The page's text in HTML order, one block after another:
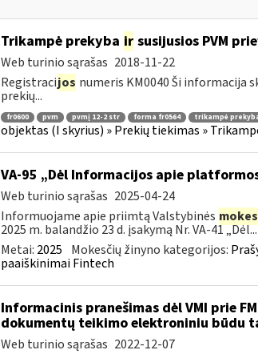
Trikampė prekyba irsusijusios PVM
Web turinio sąrašas 2018-11-22
Registracijos numeris KM0040 Ši informacija
prekių...
fr0600 pvm pvmį 12-2 str forma fr0564 trikampė
objektas (I skyrius) » Prekių tiekimas »
VA-95 „Dėl Informacijos apie
Web turinio sąrašas 2025-04-24
Informuojame apie priimtą Valstybinės
2025 m. balandžio 23 d. įsakymą Nr. VA-41 „Dėl...
Metai: 2025 Mokesčių žinyno kategorijos:
paaiškinimai Fintech
Informacinis pranešimas dėl VMI prie
dokumentų teikimo elektroniniu būdu
Web turinio sąrašas 2022-12-07